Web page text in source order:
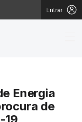
Entrar
Energia
de